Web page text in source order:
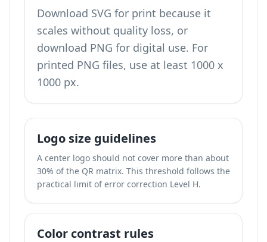
Download SVG for print because it
scales without quality loss, or
download PNG for digital use. For
printed PNG files, use at least 1000 x
1000 px.
Logo size guidelines
A center logo should not cover more than about
30% of the QR matrix. This threshold follows the
practical limit of error correction Level H.
Color contrast rules